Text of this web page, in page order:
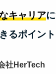
キャリア
るポイン
社HerTech